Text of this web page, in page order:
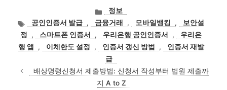
카
테
고
리
정보
태
그
공인인증서 발급 , 금융거래 , 모바일뱅킹 ,
보안설
정
, 스마트폰 인증서 , 우리은행 공인인증서 ,
우리은
행 앱
, 이체한도 설정 , 인증서 갱신 방법 ,
인증서 재발
급
배상명령신청서 제출방법: 신청서 작성부터 법원 제출까
지 A to Z